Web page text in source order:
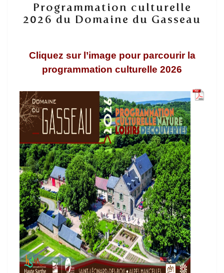
culturelle
2026
du
Gasseau
Programmation culturelle
2026 du Domaine du Gasseau
Cliquez sur l’image pour parcourir la
programmation culturelle 2026